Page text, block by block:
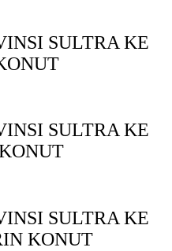
SULTRA KE
SULTRA KE
SULTRA KE
KONUT